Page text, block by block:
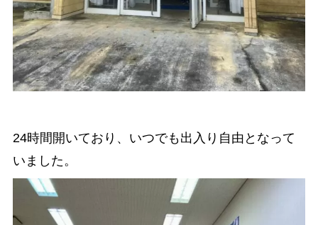
24時間開いており、いつでも出入り自由となって
いました。